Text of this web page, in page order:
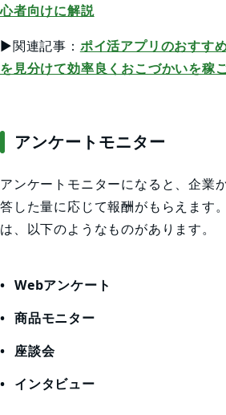
心者向けに解説
▶関連記事： ポイ活アプリのおすす
を見分けて効率良くおこづかいを稼
アンケートモニター
アンケートモニターになると、企業
答した量に応じて報酬がもらえます
は、以下のようなものがあります。
Webアンケート
商品モニター
座談会
インタビュー